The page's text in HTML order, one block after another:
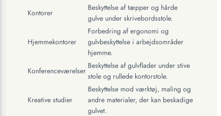
Kontorer
Beskyttelse af tæpper og hårde
gulve under skrivebordsstole.
Hjemmekontorer
Forbedring af ergonomi og
gulvbeskyttelse i arbejdsområder
hjemme.
Konferenceværelser
Beskyttelse af gulvflader under stive
stole og rullede kontorstole.
Kreative studier
Beskyttelse mod værktøj, maling og
andre materialer, der kan beskadige
gulvet.